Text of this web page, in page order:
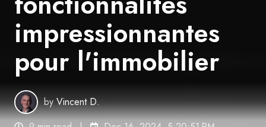
impressionnantes
pour l'immobilier
byVincent D.